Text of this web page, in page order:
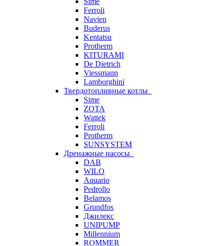
Ferroli
Navien
Buderus
Kentatsu
Protherm
KITURAMI
De Dietrich
Viessmann
Lamborghini
Твердотопливные котлы
Sime
ZOTA
Wattek
Ferroli
Protherm
SUNSYSTEM
Дренажные насосы
DAB
WILO
Aquario
Pedrollo
Belamos
Grundfos
Джилекс
UNIPUMP
Millennium
ROMMER